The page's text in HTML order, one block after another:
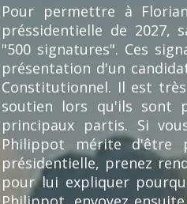
Pour permettre à
préssidentielle de 2027,
"500 signatures". Ces
présentation d'un
Constitutionnel. Il est
soutien lors qu'ils sont
principaux partis. Si
Philippot mérite d'être
présidentielle, prenez
pour lui expliquer